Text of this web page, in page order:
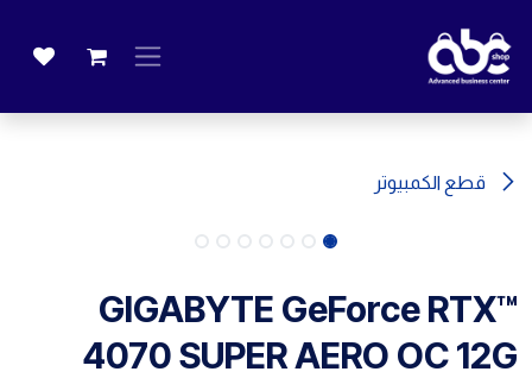
قطع الكمبيوتر
GIGABYTE GeForce RTX™
4070 SUPER AERO OC 12G